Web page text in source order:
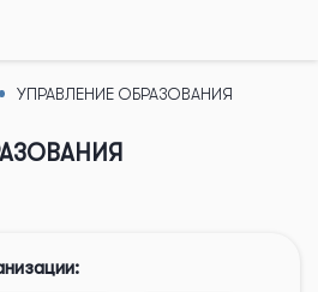
УПРАВЛЕНИЕ ОБРАЗОВАНИЯ